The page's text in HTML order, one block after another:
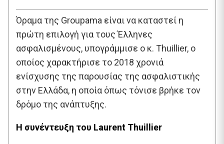
Όραμα της Groupama είναι να καταστεί η
πρώτη επιλογή για τους Έλληνες
ασφαλισμένους, υπογράμμισε ο κ. Thuillier, ο
οποίος χαρακτήρισε το 2018 χρονιά
ενίσχυσης της παρουσίας της ασφαλιστικής
στην Ελλάδα, η οποία όπως τόνισε βρήκε τον
δρόμο της ανάπτυξης.
H συνέντευξη του Laurent Thuillier